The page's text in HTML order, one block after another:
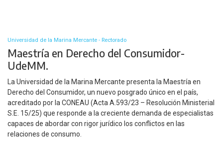
Universidad de la Marina Mercante - Rectorado
Maestría en Derecho del Consumidor-
UdeMM.
La Universidad de la Marina Mercante presenta la Maestría en
Derecho del Consumidor, un nuevo posgrado único en el país,
acreditado por la CONEAU (Acta A.593/23 – Resolución Ministerial
S.E. 15/25) que responde a la creciente demanda de especialistas
capaces de abordar con rigor jurídico los conflictos en las
relaciones de consumo.